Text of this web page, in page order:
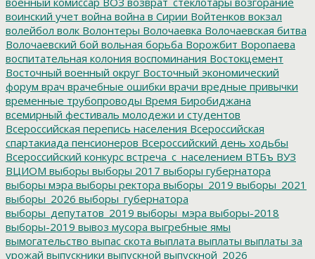
воинский учет война война в Сирии Войтенков вокзал
волейбол волк Волонтеры Волочаевка Волочаевская битва
Волочаевский бой вольная борьба Ворожбит Воропаева
воспитательная колония воспоминания Востокцемент
Восточный военный округ Восточный экономический
форум врач врачебные ошибки врачи вредные привычки
временные трубопроводы Время Биробиджана
всемирный фестиваль молодежи и студентов
Всероссийская перепись населения Всероссийская
спартакиада пенсионеров Всероссийский день ходьбы
Всероссийский конкурс встреча_с_населением ВТБъ ВУЗ
ВЦИОМ выборы выборы 2017 выборы губернатора
выборы мэра выборы ректора выборы_2019 выборы_2021
выборы_2026 выборы_губернатора
выборы_депутатов_2019 выборы_мэра выборы-2018
выборы-2019 вывоз мусора выгребные ямы
вымогательство выпас скота выплата выплаты выплаты за
урожай выпускники выпускной выпускной_2026